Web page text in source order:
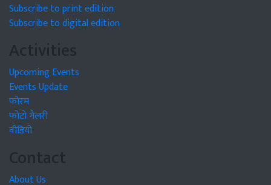
Subscribe to print edition
Subscribe to digital edition
Activities
Upcoming Events
Events Update
फोरम
फोटो गैलरी
वीडियो
Contact
About Us